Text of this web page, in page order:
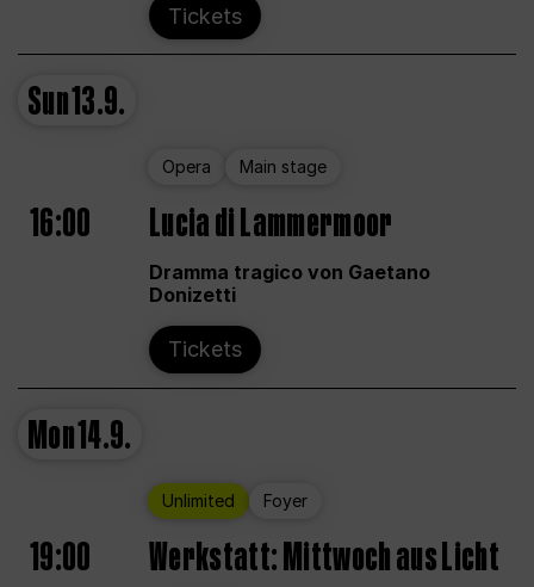
Tickets
Sun13.9.
Opera Main stage
16:00 Lucia di Lammermoor
Dramma tragico von Gaetano
Donizetti
Tickets
Mon14.9.
Unlimited Foyer
19:00 Werkstatt: Mittwoch aus Licht